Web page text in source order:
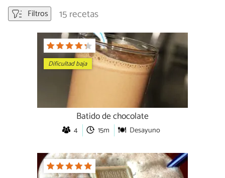
Filtros
15 recetas
Dificultad baja
Batido de chocolate
4 15m Desayuno